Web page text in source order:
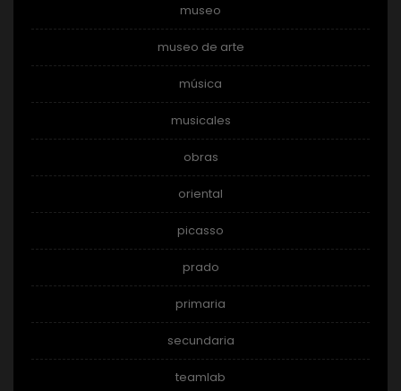
museo
museo de arte
música
musicales
obras
oriental
picasso
prado
primaria
secundaria
teamlab